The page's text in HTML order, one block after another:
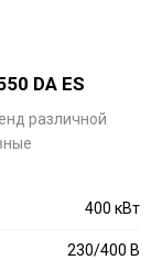
DA ES
различной
400 кВт
230/400 В